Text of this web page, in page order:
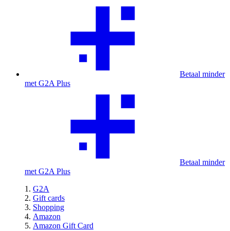
Betaal minder
met G2A Plus
Betaal minder
met G2A Plus
G2A
Gift cards
Shopping
Amazon
Amazon Gift Card